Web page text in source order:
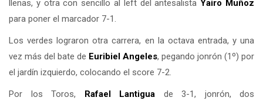
llenas, y otra con sencillo al left del antesalista Yairo Muñoz
para poner el marcador 7-1.
Los verdes lograron otra carrera, en la octava entrada, y una
vez más del bate de Euribiel Angeles, pegando jonrón (1º) por
el jardín izquierdo, colocando el score 7-2.
Por los Toros, Rafael Lantigua de 3-1, jonrón, dos